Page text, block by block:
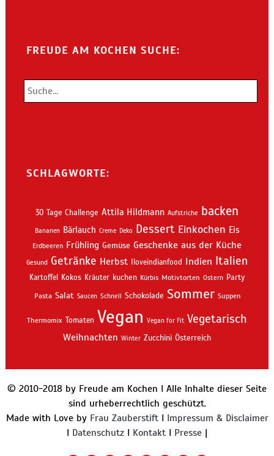
FREUDE AM KOCHEN SUCHE:
SCHLAGWORTE:
30 Tage Challenge Attila Hildmann Aufstriche backen
Bananen Bärlauch Creme Deko Dessert Einkochen Eis
Erdbeeren Frühling Gemüse Geschenke aus der Küche
Gesund Getränke Herbst Iloveindianfood Indien Italien
Kartoffel Kokos Kräuter kuchen Kürbis Motivtorten Ostern Party
Pasta Salat Saucen Schnell Schokolade Sommer Suppen
Thermomix Tomaten Vegan Vegan for Fit Vegetarisch
Weihnachten Winter Zucchini Österreich
© 2010-2018 by Freude am Kochen I Alle Inhalte dieser Seite
sind urheberrechtlich geschützt.
Made with Love by Frau ZauberstiftI Impressum & Disclaimer
I Datenschutz I KontaktI Presse |